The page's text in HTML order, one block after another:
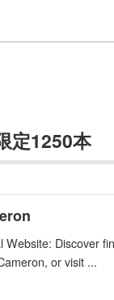
定1250本
Website: Discover
or visit ...